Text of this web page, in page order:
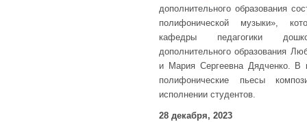
дополнительного образования
полифонической музыки»,
кафедры педагогики
дополнительного образования
и Мария Сергеевна Дядченко. В
полифонические пьесы
исполнении студентов.
28 декабря, 2023